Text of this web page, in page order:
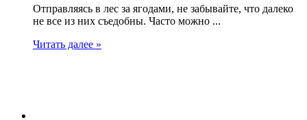
Отправляясь в лес за ягодами, не забывайте, что далеко
не все из них съедобны. Часто можно ...
Читать далее »